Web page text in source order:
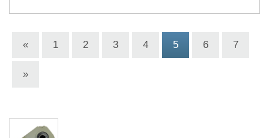
« 1 2 3 4 5 6 7
»